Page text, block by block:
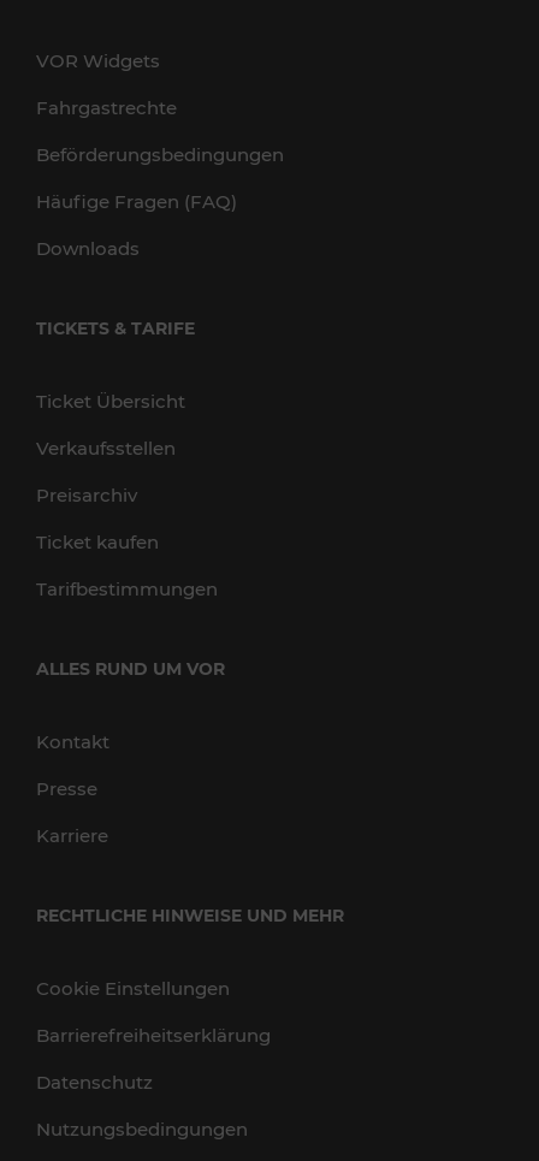
VOR Widgets
Fahrgastrechte
Beförderungsbedingungen
Häufige Fragen (FAQ)
Downloads
TICKETS & TARIFE
Ticket Übersicht
Verkaufsstellen
Preisarchiv
Ticket kaufen
Tarifbestimmungen
ALLES RUND UM VOR
Kontakt
Presse
Karriere
RECHTLICHE HINWEISE UND MEHR
Cookie Einstellungen
Barrierefreiheitserklärung
Datenschutz
Nutzungsbedingungen